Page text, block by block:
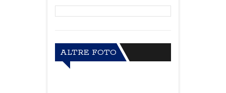
ALTRE FOTO